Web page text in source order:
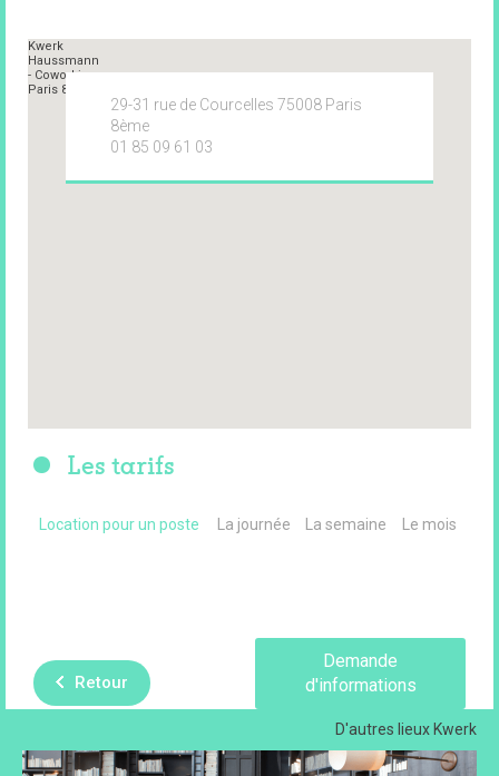
29-31 rue de Courcelles 75008 Paris
8ème
01 85 09 61 03
Les tarifs
Location pour un poste La journée La semaine Le mois
Retour
Demande
d'informations
D'autres lieux Kwerk